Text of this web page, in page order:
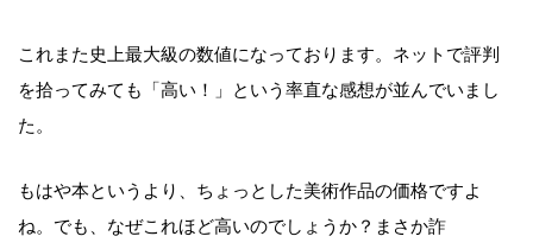
これまた史上最大級の数値になっております。ネットで評判
を拾ってみても「高い！」という率直な感想が並んでいまし
た。
もはや本というより、ちょっとした美術作品の価格ですよ
ね。でも、なぜこれほど高いのでしょうか？まさか詐